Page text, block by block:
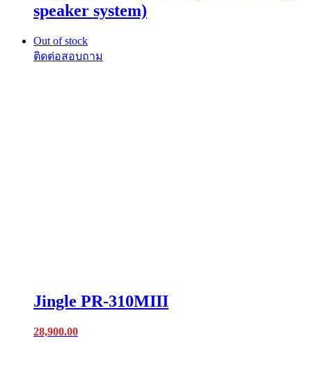
speaker system)
Out of stock
Jingle PR-310MIII
28,900.00